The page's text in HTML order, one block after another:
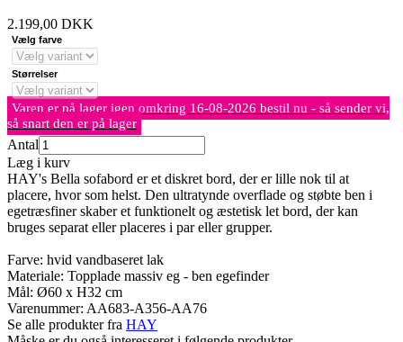
2.199,00 DKK
Vælg farve
Størrelser
Varen er på lager igen omkring 16-08-2026 bestil nu - så sender vi,
så snart den er på lager
Antal
Læg i kurv
HAY's Bella sofabord er et diskret bord, der er lille nok til at
placere, hvor som helst. Den ultratynde overflade og støbte ben i
egetræsfiner skaber et funktionelt og æstetisk let bord, der kan
bruges separat eller placeres i par eller grupper.
Farve: hvid vandbaseret lak
Materiale: Topplade massiv eg - ben egefinder
Mål: Ø60 x H32 cm
Varenummer: AA683-A356-AA76
Se alle produkter fra HAY